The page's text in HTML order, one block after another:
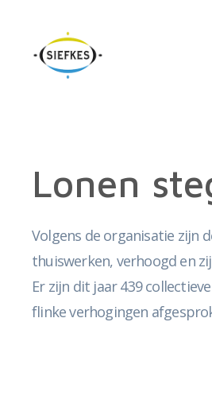
Lonen
Volgens de organisatie zijn
thuiswerken, verhoogd en
Er zijn dit jaar 439
flinke verhogingen